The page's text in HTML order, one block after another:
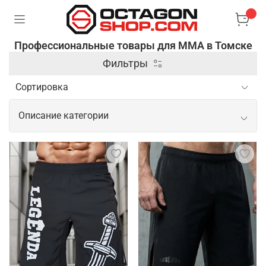
Профессиональные товары для ММА в Томске
Фильтры
Описание категории
Профессиональные товары для ММА
Спортивные товары для ММА включают широкий
спектр экипировки и аксессуаров,
предназначенных для обеспечения безопасности и
повышения эффективности тренировок и боев. В
этом заключается их основная задача. Кроме
защитной экипировки, профессиональные товары
для ММА включают одежду из современных